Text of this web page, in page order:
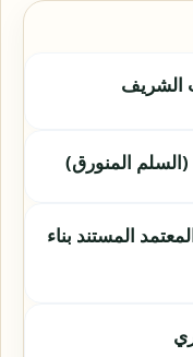
الشريف
المنورق)
المستند بناء